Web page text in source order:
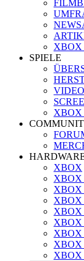
XBOX
SPIELE
XBOX
XBOX
XBOX
XBOX
XBOX
XBOX
XBOX
XBOX
XBOX
XBOX